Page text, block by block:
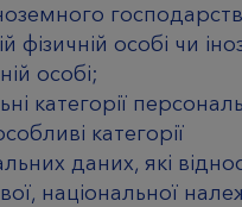
фізичній особі чи
особі;
категорії
категорії
даних, які
національної